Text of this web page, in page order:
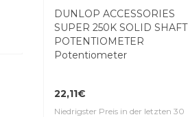
DUNLOP ACCESSORIES
SUPER 250K SOLID SHAFT
POTENTIOMETER
Potentiometer
22,11€
Niedrigster Preis in der letzten 30